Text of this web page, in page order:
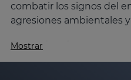
combatir los signos del
agresiones ambientales
Descubre los
Mostrar